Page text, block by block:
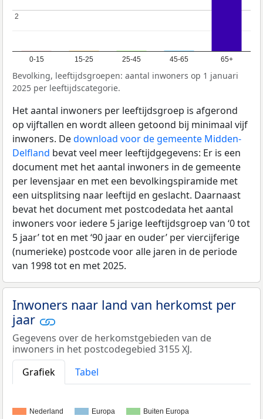
0-15 15-25 25-45 45-65 65+
2
2
Bevolking, leeftijdsgroepen: aantal inwoners op 1 januari
2025 per leeftijdscategorie.
Het aantal inwoners per leeftijdsgroep is afgerond
op vijftallen en wordt alleen getoond bij minimaal vijf
inwoners. Dedownload voor de gemeente Midden-
Delfland bevat veel meer leeftijdgegevens: Er is een
document met het aantal inwoners in de gemeente
per levensjaar en met een bevolkingspiramide met
een uitsplitsing naar leeftijd en geslacht. Daarnaast
bevat het document met postcodedata het aantal
inwoners voor iedere 5 jarige leeftijdsgroep van ‘0 tot
5 jaar’ tot en met ‘90 jaar en ouder’ per viercijferige
(numerieke) postcode voor alle jaren in de periode
van 1998 tot en met 2025.
Inwoners naar land van herkomst per
jaar
Gegevens over de herkomstgebieden van de
inwoners in het postcodegebied 3155 XJ.
Grafiek
Tabel
Nederland Europa Buiten Europa